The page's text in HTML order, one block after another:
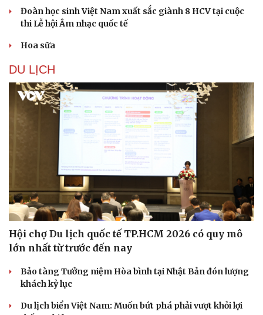
Doanh nghiệp
Thông tin doanh nghiệp
Doanh nghiệp 24h
Doanh nhân
Vì cộng đồng
Công nghệ
Sành điệu
Tin Công nghệ
Trải nghiệm
Chuyển đổi số
Đoàn học sinh Việt Nam xuất sắc giành 8 HCV tại cuộc
thi Lễ hội Âm nhạc quốc tế
Hoa sữa
DU LỊCH
Hội chợ Du lịch quốc tế TP.HCM 2026 có quy mô
lớn nhất từ trước đến nay
Bảo tàng Tưởng niệm Hòa bình tại Nhật Bản đón lượng
khách kỷ lục
Du lịch biển Việt Nam: Muốn bứt phá phải vượt khỏi lợi